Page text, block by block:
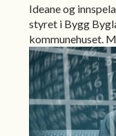
Ideane og
styret i Bygg
kommunehuset.